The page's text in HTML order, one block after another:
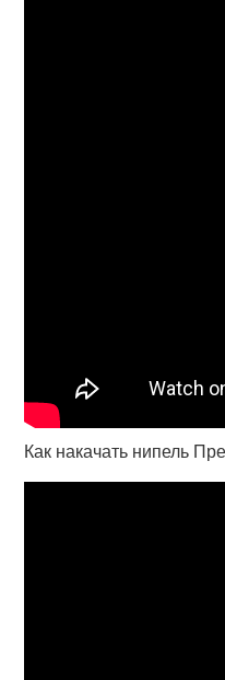
Как накачать нипель